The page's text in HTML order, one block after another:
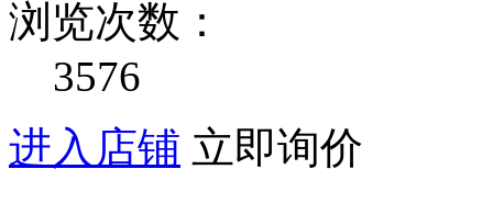
浏览次数：
3576
进入店铺 立即询价